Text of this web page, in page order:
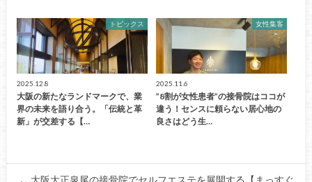
トピックス
2025.12.8
大阪の新たなランドマークで、業
界の未来を語り合う。「伝統と革
新」が交差する【…
女性集客
2025.11.6
”8割が女性患者”の接骨院はココが
違う！センスに頼らない居心地の
良さはどう生…